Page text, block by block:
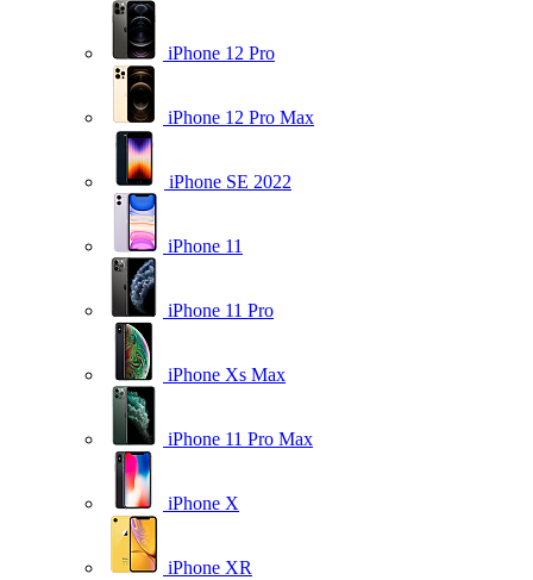
iPhone 12 Pro
iPhone 12 Pro Max
iPhone SE 2022
iPhone 11
iPhone 11 Pro
iPhone Xs Max
iPhone 11 Pro Max
iPhone X
iPhone XR